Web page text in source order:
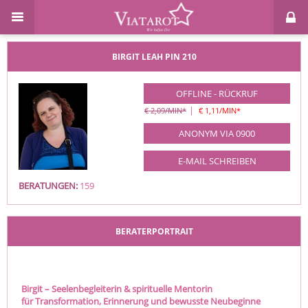
BERATUNGEN: 159
BIRGIT LEAH PIN 210
OFFLINE - RÜCKRUF
€ 2,09/MIN* | € 1,11/MIN*
ANONYM VIA 0900
E-MAIL SCHREIBEN
BERATERPORTRAIT
Birgit – Seelenbegleiterin & spirituelle Mentorin
für Transformation, Erinnerung und bewusste Neubeginne